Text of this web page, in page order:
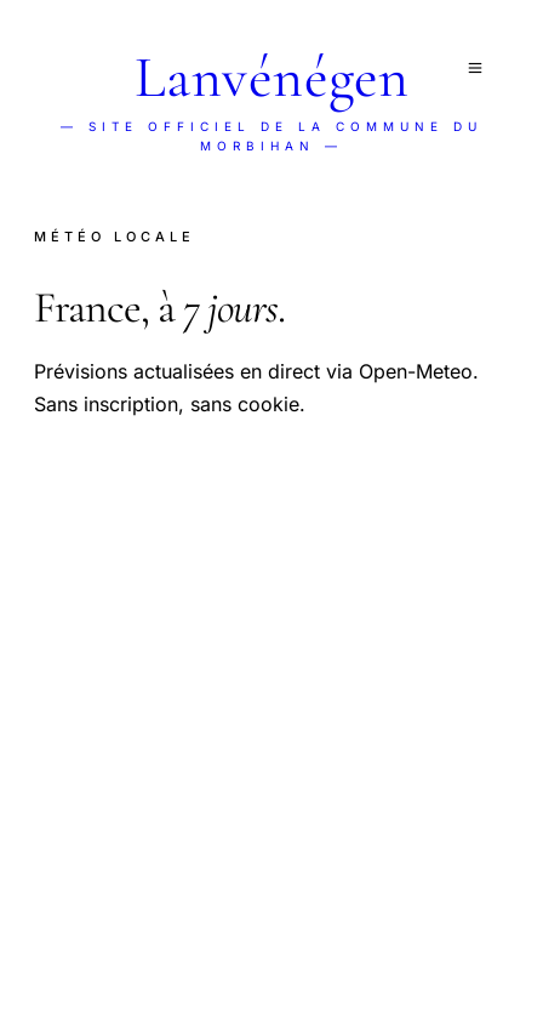
Lanvénégen
— SITE OFFICIEL DE LA COMMUNE DU
MORBIHAN —
MÉTÉO LOCALE
France, à7 jours.
Prévisions actualisées en direct via Open-Meteo.
Sans inscription, sans cookie.